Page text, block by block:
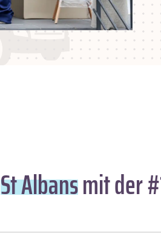
St Albansmit der